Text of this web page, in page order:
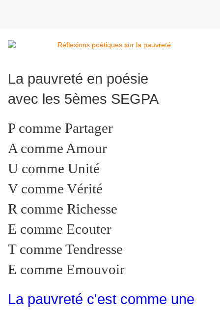
La pauvreté en poésie
avec les 5èmes SEGPA
P comme Partager
A comme Amour
U comme Unité
V comme Vérité
R comme Richesse
E comme Ecouter
T comme Tendresse
E comme Emouvoir
La pauvreté c'est comme une